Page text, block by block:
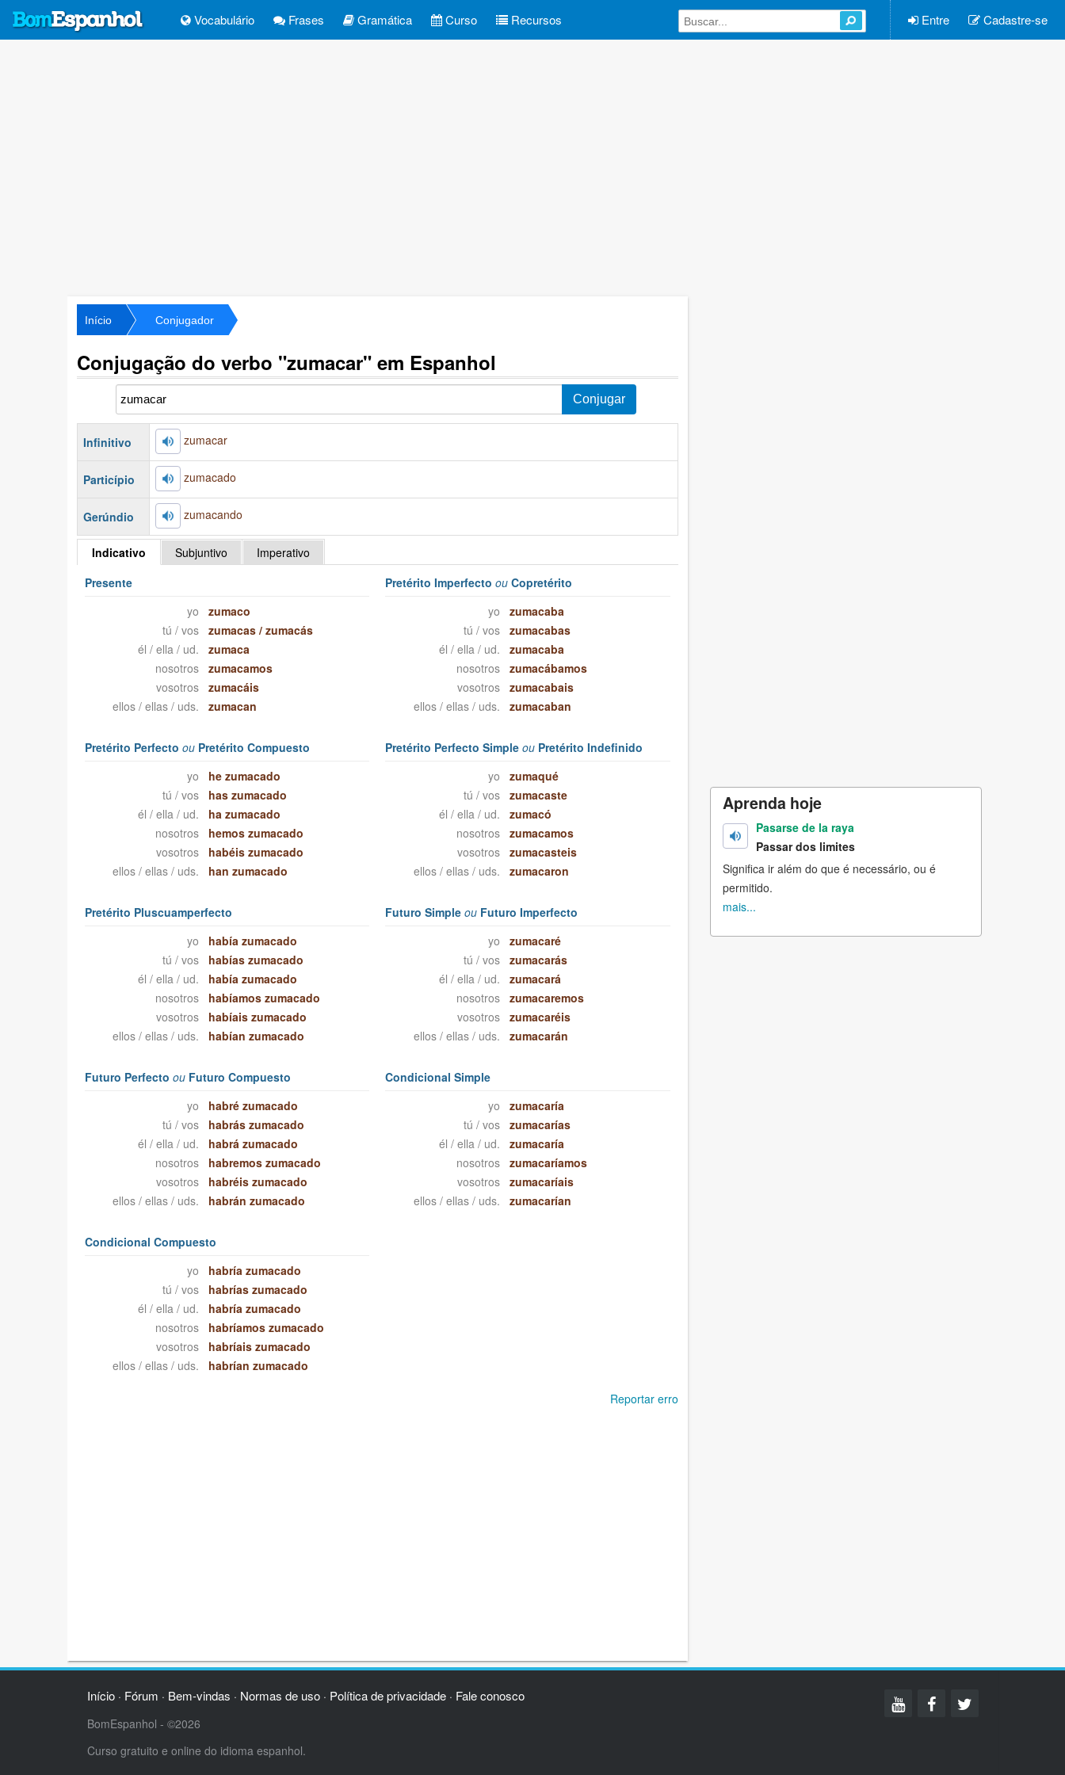
Vocabulário Frases Gramática Curso Recursos Entre Cadastre-se
Início Conjugador
Conjugação do verbo "zumacar" em Espanhol
Infinitivo zumacar
Particípio zumacado
Gerúndio zumacando
Indicativo Subjuntivo
Imperativo
Presente
yo
zumaco
tú / vos
zumacas /zumacás
él / ella / ud.
zumaca
nosotros
zumacamos
vosotros
zumacáis
ellos / ellas / uds.
zumacan
Pretérito Imperfectoou Copretérito
yo
zumacaba
tú / vos
zumacabas
él / ella / ud.
zumacaba
nosotros
zumacábamos
vosotros
zumacabais
ellos / ellas / uds.
zumacaban
Pretérito Perfecto ouPretérito Compuesto
yo
he zumacado
tú / vos
has zumacado
él / ella / ud.
ha zumacado
nosotros
hemos zumacado
vosotros
habéis zumacado
ellos / ellas / uds.
han zumacado
Pretérito Perfecto Simpleou Pretérito Indefinido
yo
zumaqué
tú / vos
zumacaste
él / ella / ud.
zumacó
nosotros
zumacamos
vosotros
zumacasteis
ellos / ellas / uds.
zumacaron
Pretérito Pluscuamperfecto
yo
había zumacado
tú / vos
habías zumacado
él / ella / ud.
había zumacado
nosotros
habíamos zumacado
vosotros
habíais zumacado
ellos / ellas / uds.
habían zumacado
Futuro Simpleou Futuro Imperfecto
yo
zumacaré
tú / vos
zumacarás
él / ella / ud.
zumacará
nosotros
zumacaremos
vosotros
zumacaréis
ellos / ellas / uds.
zumacarán
Futuro Perfecto ouFuturo Compuesto
yo
habré zumacado
tú / vos
habrás zumacado
él / ella / ud.
habrá zumacado
nosotros
habremos zumacado
vosotros
habréis zumacado
ellos / ellas / uds.
habrán zumacado
Condicional Simple
yo
zumacaría
tú / vos
zumacarías
él / ella / ud.
zumacaría
nosotros
zumacaríamos
vosotros
zumacaríais
ellos / ellas / uds.
zumacarían
Condicional Compuesto
yo
habría zumacado
tú / vos
habrías zumacado
él / ella / ud.
habría zumacado
nosotros
habríamos zumacado
vosotros
habríais zumacado
ellos / ellas / uds.
habrían zumacado
Reportar erro
Aprenda hoje
Pasarse de la raya
Passar dos limites
Significa ir além do que é necessário, ou é
permitido.
mais...
Início· Fórum · Bem-vindas · Normas de uso· Política de privacidade· Fale conosco
BomEspanhol - ©2026
Curso gratuito e online do idioma espanhol.